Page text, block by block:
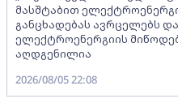
მასშტაბით
განცხადებას ავრცელებს
ელექტროენერგიის
აღდგენილია
2026/08/05 22:08